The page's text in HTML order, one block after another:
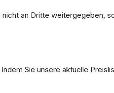
an Dritte weitergegeben,
Sie unsere aktuelle